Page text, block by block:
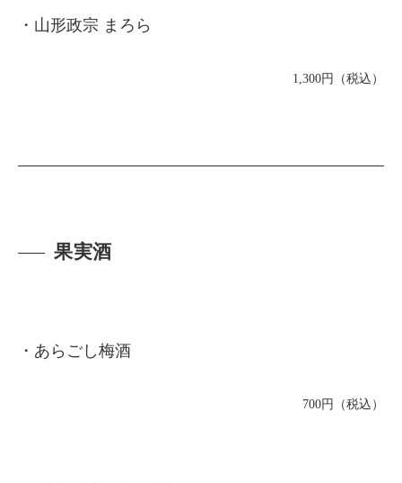
・山形政宗 まろら
1,300円（税込）
果実酒
・あらごし梅酒
700円（税込）